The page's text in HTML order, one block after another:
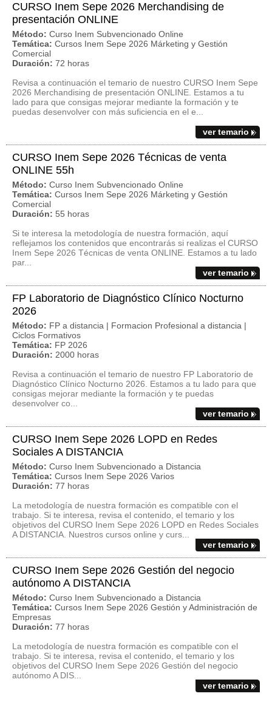
CURSO Inem Sepe 2026 Merchandising de
presentación ONLINE
Método: Curso Inem Subvencionado Online
Temática: Cursos Inem Sepe 2026 Márketing y Gestión
Comercial
Duración: 72 horas
Revisa a continuación el temario de nuestro CURSO Inem Sepe
2026 Merchandising de presentación ONLINE. Estamos a tu
lado para que consigas mejorar mediante la formación y te
puedas desenvolver con más suficiencia en el e...
ver temario
CURSO Inem Sepe 2026 Técnicas de venta
ONLINE 55h
Método: Curso Inem Subvencionado Online
Temática: Cursos Inem Sepe 2026 Márketing y Gestión
Comercial
Duración: 55 horas
Si te interesa la metodología de nuestra formación, aquí
reflejamos los contenidos que encontrarás si realizas el CURSO
Inem Sepe 2026 Técnicas de venta ONLINE. Estamos a tu lado
par...
ver temario
FP Laboratorio de Diagnóstico Clínico Nocturno
2026
Método: FP a distancia | Formacion Profesional a distancia |
Ciclos Formativos
Temática: FP 2026
Duración: 2000 horas
Revisa a continuación el temario de nuestro FP Laboratorio de
Diagnóstico Clínico Nocturno 2026. Estamos a tu lado para que
consigas mejorar mediante la formación y te puedas
desenvolver co...
ver temario
CURSO Inem Sepe 2026 LOPD en Redes
Sociales A DISTANCIA
Método: Curso Inem Subvencionado a Distancia
Temática: Cursos Inem Sepe 2026 Varios
Duración: 77 horas
La metodología de nuestra formación es compatible con el
trabajo. Si te interesa, revisa el contenido, el temario y los
objetivos del CURSO Inem Sepe 2026 LOPD en Redes Sociales
A DISTANCIA. Nuestros cursos online y curs...
ver temario
CURSO Inem Sepe 2026 Gestión del negocio
autónomo A DISTANCIA
Método: Curso Inem Subvencionado a Distancia
Temática: Cursos Inem Sepe 2026 Gestión y Administración de
Empresas
Duración: 77 horas
La metodología de nuestra formación es compatible con el
trabajo. Si te interesa, revisa el contenido, el temario y los
objetivos del CURSO Inem Sepe 2026 Gestión del negocio
autónomo A DIS...
ver temario